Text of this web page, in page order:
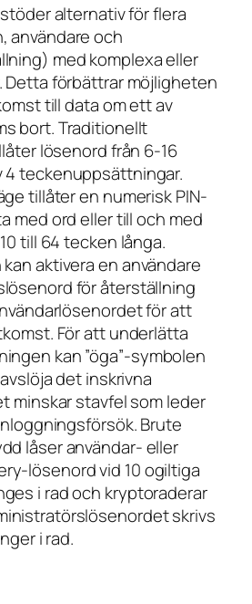
alternativ för flera
användare och
med komplexa eller
Detta förbättrar möjligheten
till data om ett av
bort. Traditionellt
lösenord från 6-16
4 teckenuppsättningar.
tillåter en numerisk PIN-
med ord eller till och med
till 64 tecken långa.
aktivera en användare
för återställning
för att
För att underlätta
kan ”öga”-symbolen
det inskrivna
minskar stavfel som leder
Brute
låser användar- eller
lösenord vid 10 ogiltiga
i rad och kryptoraderar
skrivs
i rad.